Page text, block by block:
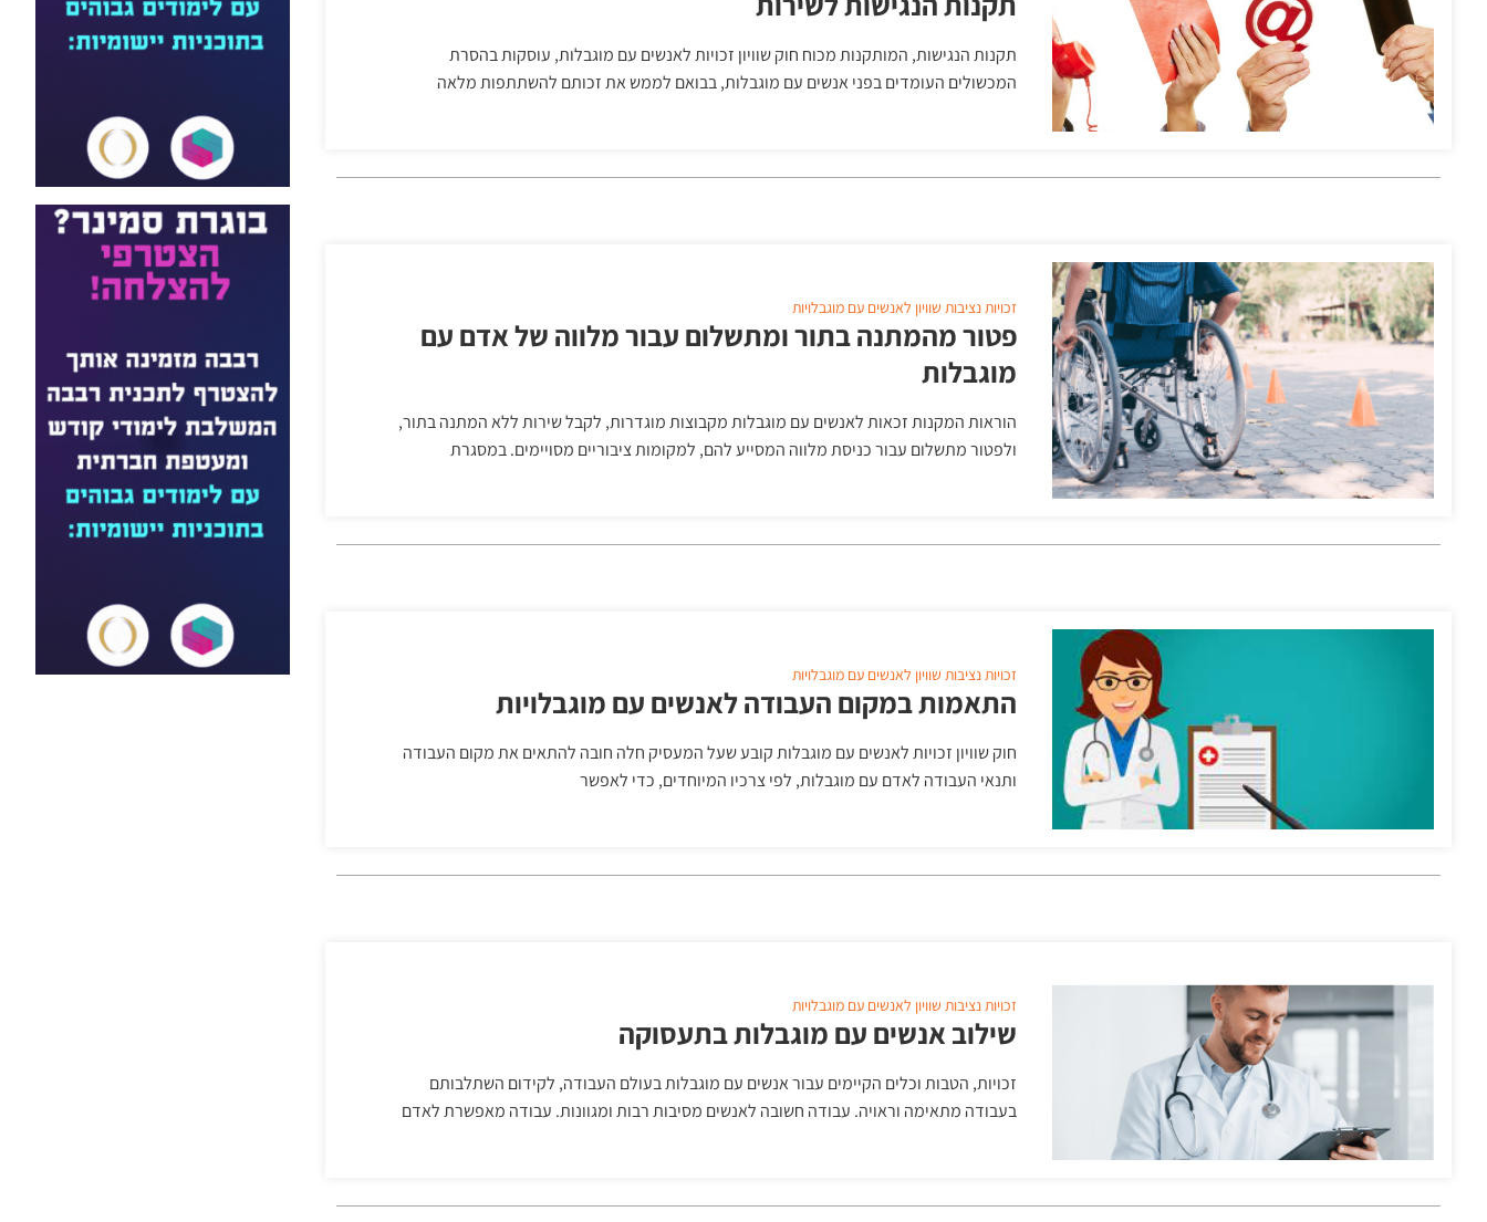
תקנות הנגישות, המותקנות מכוח חוק שוויון זכויות לאנשים עם מוגבלות, עוסקות בהסרת
המכשולים העומדים בפני אנשים עם מוגבלות, בבואם לממש את זכותם להשתתפות מלאה
זכויותנציבות שוויון לאנשים עם מוגבלויות
פטור מהמתנה בתור ומתשלום עבור מלווה של אדם עם
מוגבלות
הוראות המקנות זכאות לאנשים עם מוגבלות מקבוצות מוגדרות, לקבל שירות ללא המתנה בתור,
ולפטור מתשלום עבור כניסת מלווה המסייע להם, למקומות ציבוריים מסויימים. במסגרת
זכויותנציבות שוויון לאנשים עם מוגבלויות
התאמות במקום העבודה לאנשים עם מוגבלויות
חוק שוויון זכויות לאנשים עם מוגבלות קובע שעל המעסיק חלה חובה להתאים את מקום העבודה
ותנאי העבודה לאדם עם מוגבלות, לפי צרכיו המיוחדים, כדי לאפשר
זכויותנציבות שוויון לאנשים עם מוגבלויות
שילוב אנשים עם מוגבלות בתעסוקה
זכויות, הטבות וכלים הקיימים עבור אנשים עם מוגבלות בעולם העבודה, לקידום השתלבותם
בעבודה מתאימה וראויה. עבודה חשובה לאנשים מסיבות רבות ומגוונות. עבודה מאפשרת לאדם